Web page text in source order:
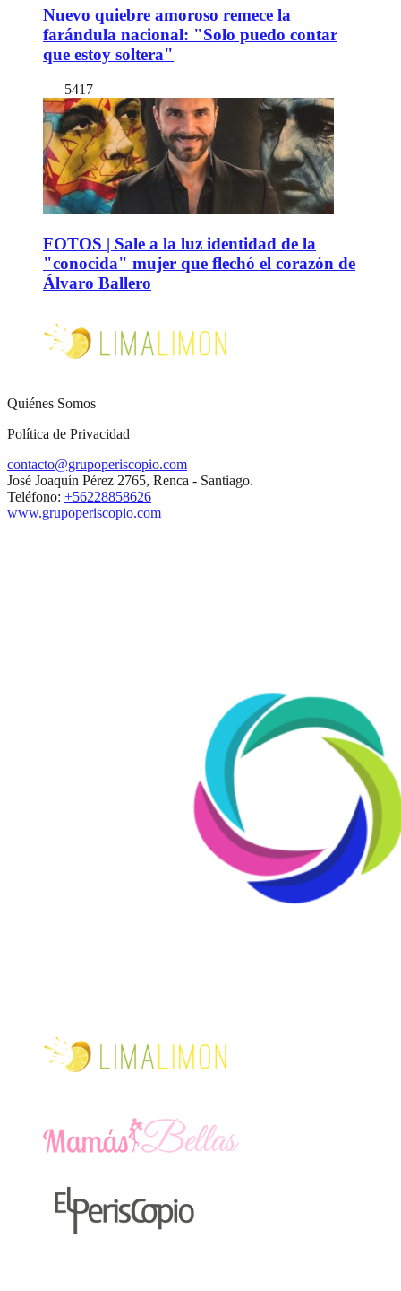
Nuevo quiebre amoroso remece la
farándula nacional: "Solo puedo contar
que estoy soltera"
5417
FOTOS | Sale a la luz identidad de la
"conocida" mujer que flechó el corazón de
Álvaro Ballero
Quiénes Somos
Política de Privacidad
contacto@grupoperiscopio.com
José Joaquín Pérez 2765, Renca - Santiago.
Teléfono: +56228858626
www.grupoperiscopio.com